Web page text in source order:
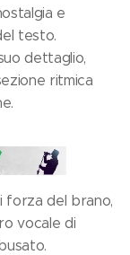
e
testo.
dettaglio,
ritmica
forza del brano,
vocale di